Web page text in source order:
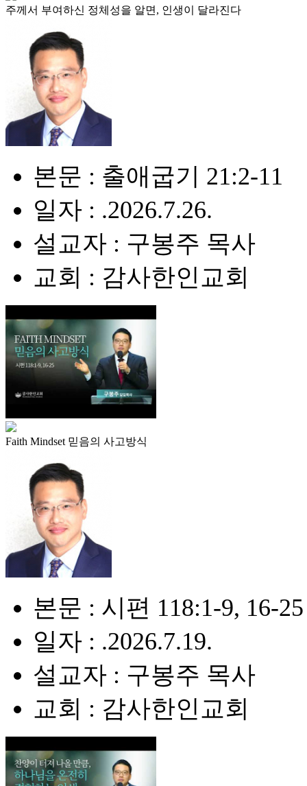
주께서 부여하신 정체성을 알면, 인생이 달라진다
본문 : 출애굽기 21:2-11
일자 : .2026.7.26.
설교자 : 구봉주 목사
교회 : 감사한인교회
Faith Mindset 믿음의 사고방식
본문 : 시편 118:1-9, 16-25
일자 : .2026.7.19.
설교자 : 구봉주 목사
교회 : 감사한인교회